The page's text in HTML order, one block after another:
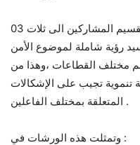
وعند انطلاق أشغال هذه الفعالية تم تقسيم المشاركين الى ثلات 03
رؤية شاملة لموضوع الأمن
مختلف القطاعات ،وهذا من
تنموية تجيب على الإشكالات
المتعلقة بمختلف الفاعلين .
وتمثلت هذه الورشات في :